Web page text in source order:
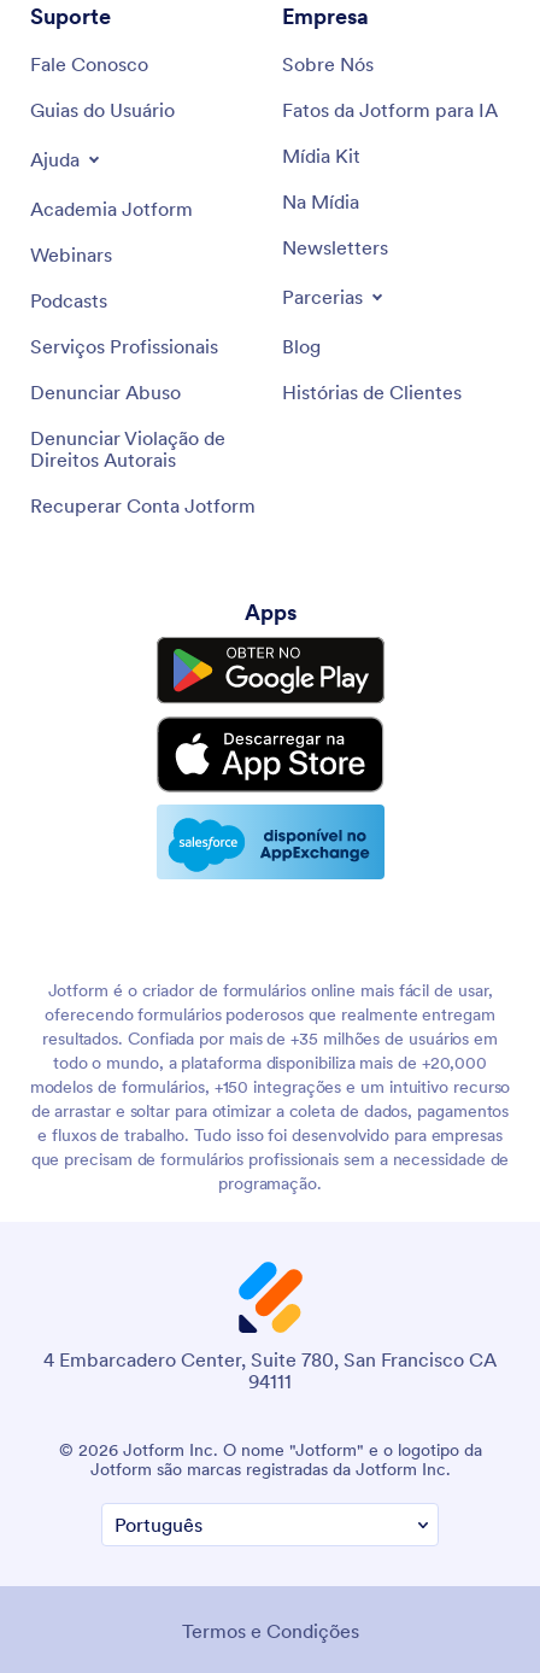
Suporte
Fale Conosco
Guias do Usuário
Ajuda
Academia Jotform
Webinars
Podcasts
Serviços Profissionais
Denunciar Abuso
Denunciar Violação de
Direitos Autorais
Recuperar Conta Jotform
Empresa
Sobre Nós
Fatos da Jotform para IA
Mídia Kit
Na Mídia
Newsletters
Parcerias
Blog
Histórias de Clientes
Apps
Jotform é o criador de formulários online mais fácil de usar,
oferecendo formulários poderosos que realmente entregam
resultados. Confiada por mais de +35 milhões de usuários em
todo o mundo, a plataforma disponibiliza mais de +20,000
modelos de formulários, +150 integrações e um intuitivo recurso
de arrastar e soltar para otimizar a coleta de dados, pagamentos
e fluxos de trabalho. Tudo isso foi desenvolvido para empresas
que precisam de formulários profissionais sem a necessidade de
programação.
4 Embarcadero Center, Suite 780, San Francisco CA
94111
© 2026 Jotform Inc. O nome "Jotform" e o logotipo da
Jotform são marcas registradas da Jotform Inc.
Termos e Condições